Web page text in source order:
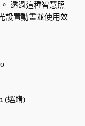
透過這種智慧照
設置動畫並使用效
(選購)